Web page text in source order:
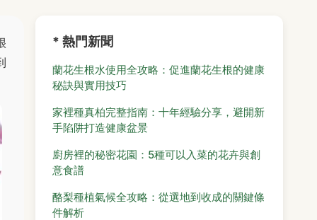
* 熱門新聞
蘭花生根水使用全攻略：促進蘭花生根的健康
秘訣與實用技巧
家裡種真柏完整指南：十年經驗分享，避開新
手陷阱打造健康盆景
廚房裡的秘密花園：5種可以入菜的花卉與創
意食譜
酪梨種植氣候全攻略：從選地到收成的關鍵條
件解析